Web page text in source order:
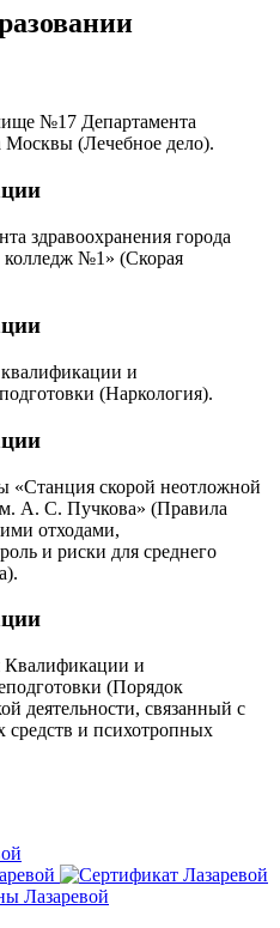
№17 Департамента
Москвы (Лечебное дело).
здравоохранения города
№1» (Скорая
и
(Наркология).
«Станция скорой неотложной
А. С. Пучкова» (Правила
отходами,
и риски для среднего
и
(Порядок
деятельности, связанный с
средств и психотропных